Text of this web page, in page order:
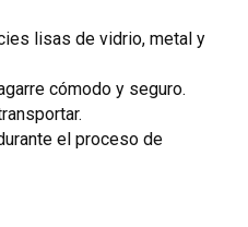
lisas de vidrio, metal y
cómodo y seguro.
el proceso de